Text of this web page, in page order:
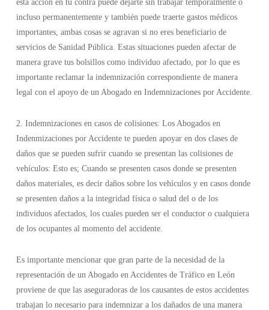
esta acción en tu contra puede dejarte sin trabajar temporalmente o
incluso permanentemente y también puede traerte gastos médicos
importantes, ambas cosas se agravan si no eres beneficiario de
servicios de Sanidad Pública. Estas situaciones pueden afectar de
manera grave tus bolsillos como individuo afectado, por lo que es
importante reclamar la indemnización correspondiente de manera
legal con el apoyo de un Abogado en Indemnizaciones por Accidente.
2. Indemnizaciones en casos de colisiones: Los Abogados en
Indenmizaciones por Accidente te pueden apoyar en dos clases de
daños que se pueden sufrir cuando se presentan las colisiones de
vehículos: Esto es; Cuando se presenten casos donde se presenten
daños materiales, es decir daños sobre los vehículos y en casos donde
se presenten daños a la integridad física o salud del o de los
individuos afectados, los cuales pueden ser el conductor o cualquiera
de los ocupantes al momento del accidente.
Es importante mencionar que gran parte de la necesidad de la
representación de un Abogado en Accidentes de Tráfico en León
proviene de que las aseguradoras de los causantes de estos accidentes
trabajan lo necesario para indemnizar a los dañados de una manera